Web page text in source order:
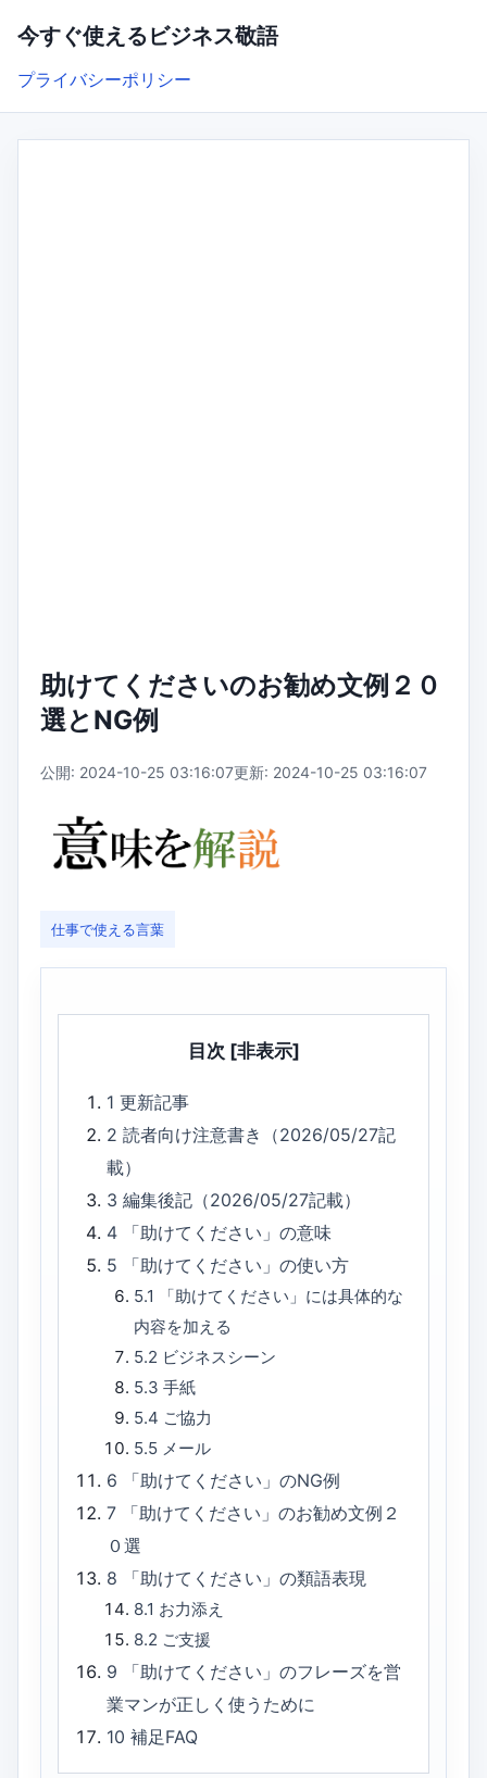
今すぐ使えるビジネス敬語
プライバシーポリシー
助けてくださいのお勧め文例２０
選とNG例
公開: 2024-10-25 03:16:07更新: 2024-10-25 03:16:07
仕事で使える言葉
目次 [非表示]
1更新記事
2読者向け注意書き（2026/05/27記
載）
3編集後記（2026/05/27記載）
4
「助けてください」の意味
5
「助けてください」の使い方
5.1
「助けてください」には具体的な
内容を加える
5.2 ビジネスシーン
5.3 手紙
5.4 ご協力
5.5 メール
6
「助けてください」のNG例
7
「助けてください」のお勧め文例２
０選
8
「助けてください」の類語表現
8.1 お力添え
8.2 ご支援
9
「助けてください」のフレーズを営
業マンが正しく使うために
10補足FAQ